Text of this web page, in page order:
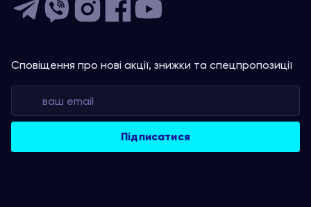
Сповіщення про нові акції, знижки та спецпропозиції